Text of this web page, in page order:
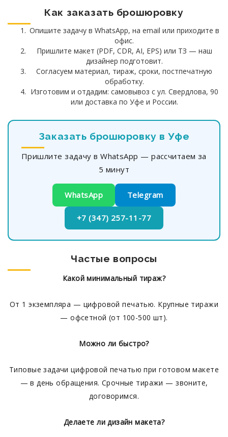
Как заказать брошюровку
Опишите задачу в WhatsApp, на email или приходите в
офис.
Пришлите макет (PDF, CDR, AI, EPS) или ТЗ — наш
дизайнер подготовит.
Согласуем материал, тираж, сроки, постпечатную
обработку.
Изготовим и отдадим: самовывоз с ул. Свердлова, 90
или доставка по Уфе и России.
Заказать брошюровку в Уфе
Пришлите задачу в WhatsApp — рассчитаем за
5 минут
WhatsApp Telegram
+7 (347) 257-11-77
Частые вопросы
Какой минимальный тираж?
От 1 экземпляра — цифровой печатью. Крупные тиражи
— офсетной (от 100-500 шт).
Можно ли быстро?
Типовые задачи цифровой печатью при готовом макете
— в день обращения. Срочные тиражи — звоните,
договоримся.
Делаете ли дизайн макета?